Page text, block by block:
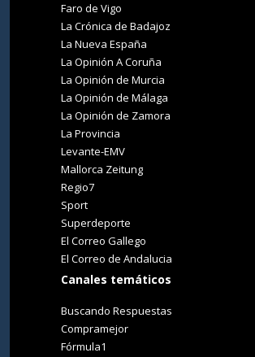
Faro de Vigo
La Crónica de Badajoz
La Nueva España
La Opinión A Coruña
La Opinión de Murcia
La Opinión de Málaga
La Opinión de Zamora
La Provincia
Levante-EMV
Mallorca Zeitung
Regio7
Sport
Superdeporte
El Correo Gallego
El Correo de Andalucia
Canales temáticos
Buscando Respuestas
Compramejor
Fórmula1